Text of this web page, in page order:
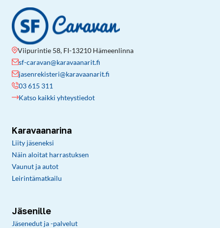
Viipurintie 58, FI-13210 Hämeenlinna
sf-caravan@karavaanarit.fi
jasenrekisteri@karavaanarit.fi
03 615 311
Katso kaikki yhteystiedot
Karavaanarina
Liity jäseneksi
Näin aloitat harrastuksen
Vaunut ja autot
Leirintämatkailu
Jäsenille
Jäsenedut ja -palvelut